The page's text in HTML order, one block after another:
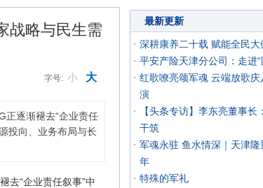
战略与民生需
字号: 小 大
正逐渐褪去“企业责任
投向、业务布局与长
去“企业责任叙事”中
最新更新
深耕康养二十载 赋能全民
平安产险天津分公司：走进
红歌嘹亮颂军魂 云端放歌庆
演
【头条专访】李东亮董事
干筑
军魂永驻 鱼水情深｜天津隆
年
特殊的军礼